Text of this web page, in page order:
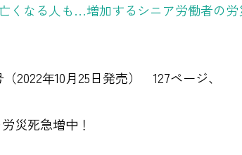
くなる人も…増加するシニア労働者の労
（2022年10月25日発売） 127ページ、
災死急増中！